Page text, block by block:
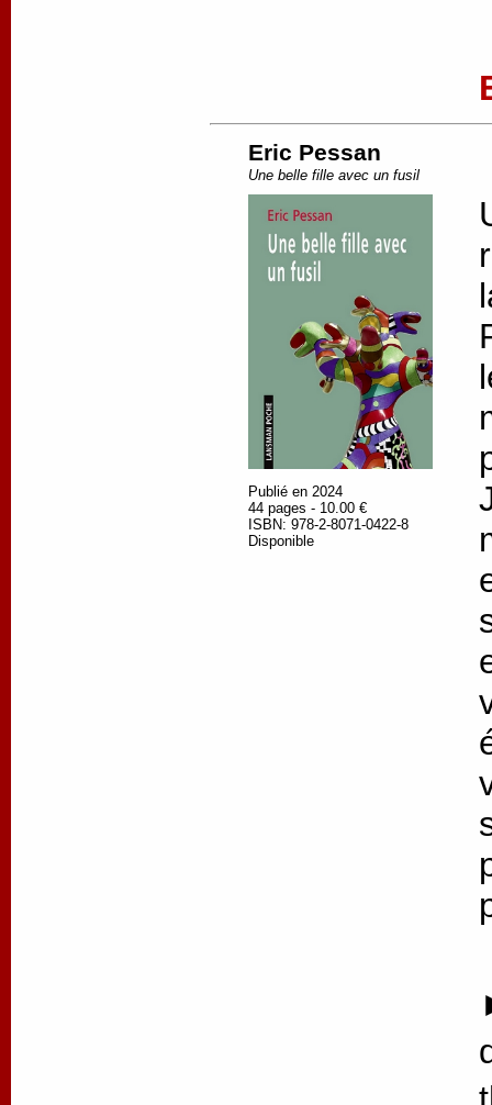
Eric Pessan
Une belle fille avec un fusil
Publié en 2024
44 pages - 10.00 €
ISBN: 978-2-8071-0422-8
Disponible